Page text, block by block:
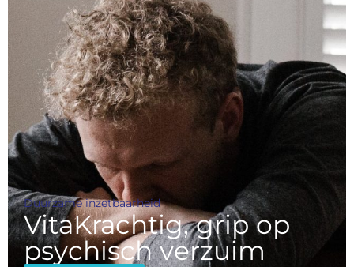
Duurzame inzetbaarheid
VitaKrachtig, grip op
psychisch verzuim